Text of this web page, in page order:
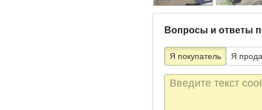
Вопросы и ответы
Я покупатель Я
Текст
сообщения